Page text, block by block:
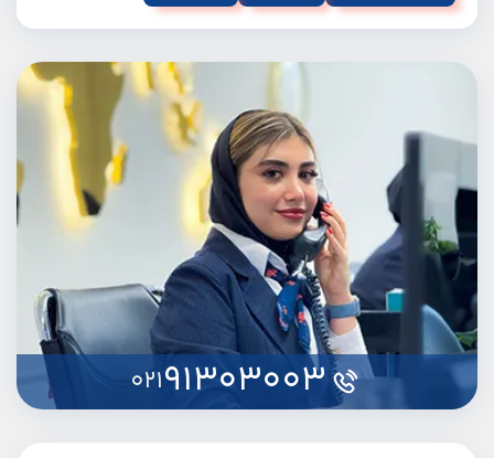
91303003
021